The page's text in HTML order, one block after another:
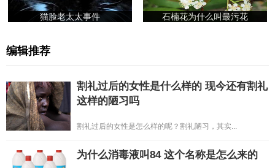
猫脸老太太事件 石楠花为什么叫最污花
编辑推荐
割礼过后的女性是什么样的 现今还有割礼
这样的陋习吗
割礼过后的女性是怎么样的呢？割礼陋习，其实...
为什么消毒液叫84 这个名称是怎么来的